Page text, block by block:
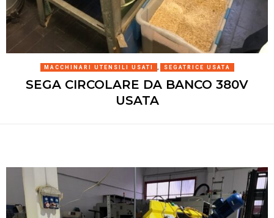
MACCHINARI UTENSILI USATI SEGATRICE USATA
SEGA CIRCOLARE DA BANCO 380V
USATA